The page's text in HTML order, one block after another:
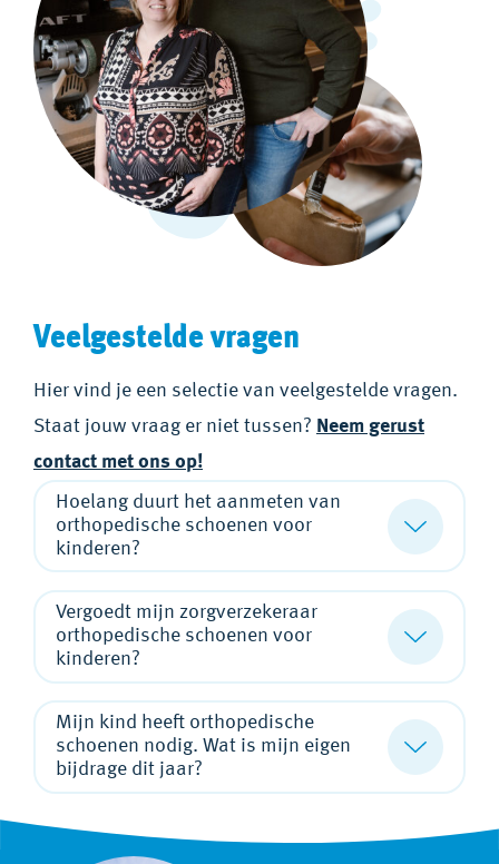
Veelgestelde vragen
Hier vind je een selectie van veelgestelde vragen.
Staat jouw vraag er niet tussen? Neem gerust
contact met ons op!
Hoelang duurt het aanmeten van
orthopedische schoenen voor
kinderen?
Vergoedt mijn zorgverzekeraar
orthopedische schoenen voor
kinderen?
Mijn kind heeft orthopedische
schoenen nodig. Wat is mijn eigen
bijdrage dit jaar?